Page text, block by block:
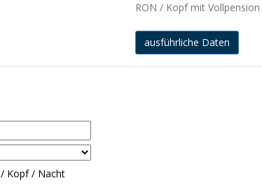
RON / Kopf mit Vollpension
ausführliche Daten
/ Kopf / Nacht